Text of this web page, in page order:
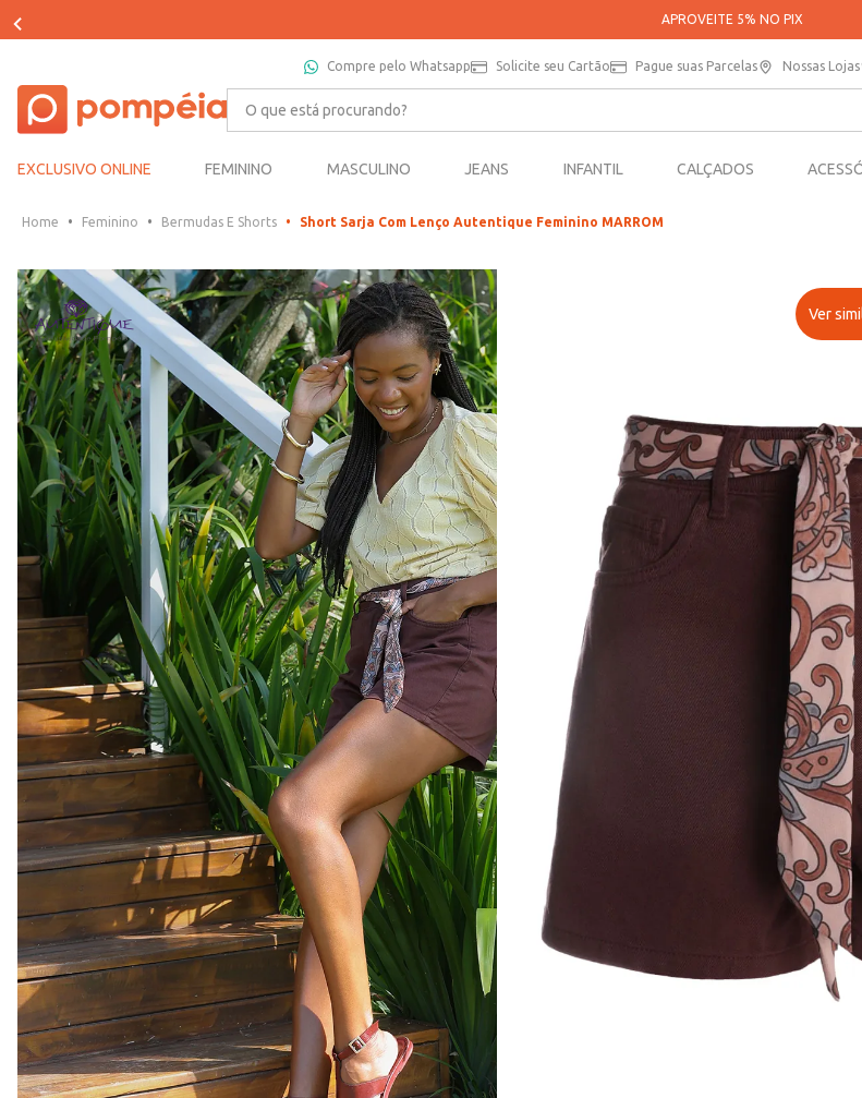
PARCELE SUAS COMPRAS EM ATÉ 5X SEM
Compre pelo Whatsapp Solicite seu Cartão Pague suas Parcelas Nossas Lojas
O que está procurando?
EXCLUSIVO ONLINE FEMININO MASCULINO JEANS INFANTIL CALÇADOS
Feminino Bermudas E Shorts Short Sarja Com Lenço Autentique Feminino MARROM
Ver